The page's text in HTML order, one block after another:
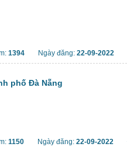
1394 Ngày đăng: 22-09-2022
phố Đà Nẵng
1150 Ngày đăng: 22-09-2022